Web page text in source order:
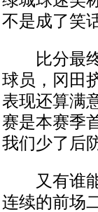
不是成了笑
比分最终
球员，冈田
表现还算满
赛是本赛季
我们少了后
又有谁能
连续的前场